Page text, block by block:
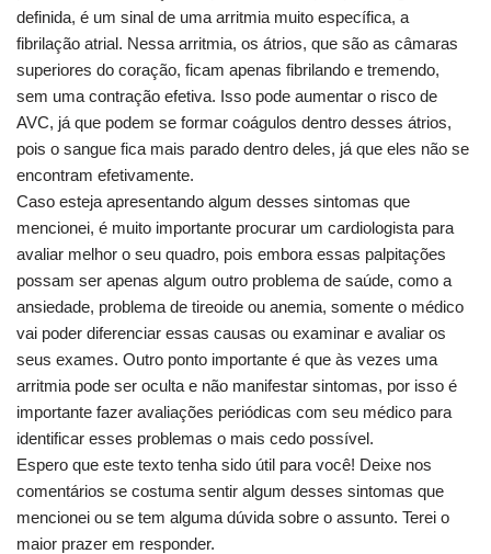
definida, é um sinal de uma arritmia muito específica, a
fibrilação atrial. Nessa arritmia, os átrios, que são as câmaras
superiores do coração, ficam apenas fibrilando e tremendo,
sem uma contração efetiva. Isso pode aumentar o risco de
AVC, já que podem se formar coágulos dentro desses átrios,
pois o sangue fica mais parado dentro deles, já que eles não se
encontram efetivamente.
Caso esteja apresentando algum desses sintomas que
mencionei, é muito importante procurar um cardiologista para
avaliar melhor o seu quadro, pois embora essas palpitações
possam ser apenas algum outro problema de saúde, como a
ansiedade, problema de tireoide ou anemia, somente o médico
vai poder diferenciar essas causas ou examinar e avaliar os
seus exames. Outro ponto importante é que às vezes uma
arritmia pode ser oculta e não manifestar sintomas, por isso é
importante fazer avaliações periódicas com seu médico para
identificar esses problemas o mais cedo possível.
Espero que este texto tenha sido útil para você! Deixe nos
comentários se costuma sentir algum desses sintomas que
mencionei ou se tem alguma dúvida sobre o assunto. Terei o
maior prazer em responder.